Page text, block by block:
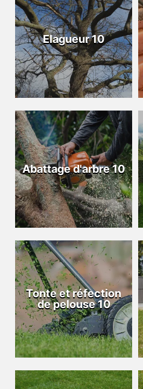
Elagueur 10
Abattage d'arbre 10
Tonte et réfection
de pelouse 10